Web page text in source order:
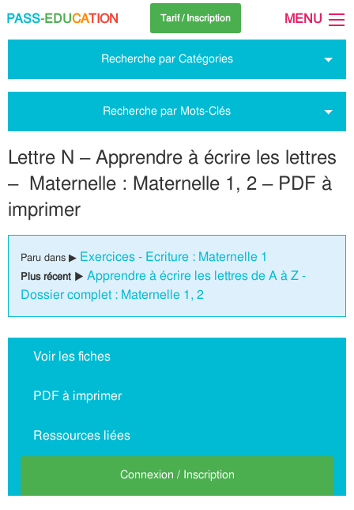
PASS-EDUCATION Tarif / Inscription MENU
Recherche par Catégories
Recherche par Mots-Clés
Lettre N – Apprendre à écrire les lettres
– Maternelle : Maternelle 1, 2 – PDF à
imprimer
Paru dans ▶ Exercices - Ecriture : Maternelle 1
Plus récent ▶ Apprendre à écrire les lettres de A à Z -
Dossier complet : Maternelle 1, 2
Voir les fiches
PDF à imprimer
Ressources liées
Connexion / Inscription